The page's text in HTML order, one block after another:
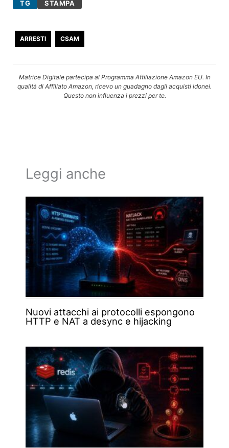
TG STAMPA
ARRESTI CSAM
Matrice Digitale partecipa al Programma Affiliazione Amazon EU. In
qualità di Affiliato Amazon, ricevo un guadagno dagli acquisti idonei.
Questo non influenza i prezzi per te.
Leggi anche
Nuovi attacchi ai protocolli espongono
HTTP e NAT a desync e hijacking